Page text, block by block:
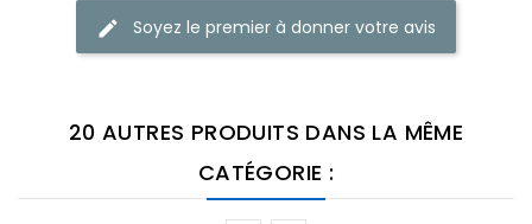
Soyez le premier à donner votre avis
20 AUTRES PRODUITS DANS LA MÊME
CATÉGORIE :